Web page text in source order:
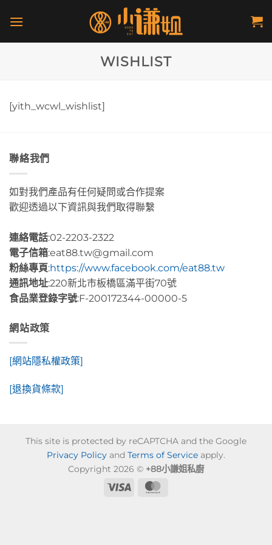
WISHLIST
[yith_wcwl_wishlist]
聯絡我們
如對我們產品有任何疑問或合作提案
歡迎透過以下資訊與我們取得聯繫
連絡電話:02-2203-2322
電子信箱:eat88.tw@gmail.com
粉絲專頁:https://www.facebook.com/eat88.tw
通訊地址:220新北市板橋區滿平街70號
食品業登錄字號:F-200172344-00000-5
網站政策
[網站隱私權政策]
[退換貨條款]
This site is protected by reCAPTCHA and the Google
Privacy Policy and Terms of Service apply.
Copyright 2026 © +88小謙姐私廚
Visa